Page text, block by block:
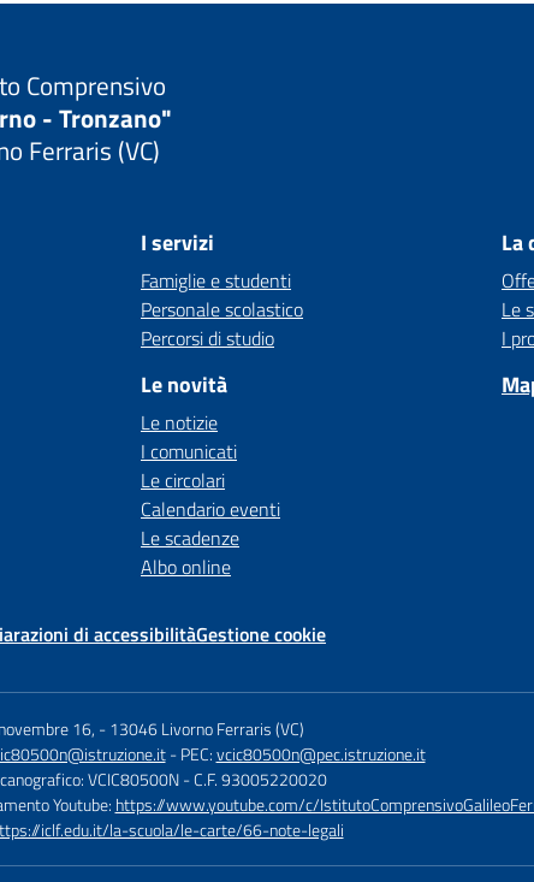
Comprensivo
- Tronzano"
Ferraris (VC)
I servizi
Famiglie e studenti
Personale scolastico
Percorsi di studio
Le novità
Le notizie
I comunicati
Le circolari
Calendario eventi
Le scadenze
Albo online
La
Le
I
di accessibilitàGestione cookie
16, -13046 Livorno Ferraris (VC)
- PEC:vcic80500n@pec.istruzione.it
VCIC80500N- C.F. 93005220020
Youtube: https://www.youtube.com/c/
iclf.edu.it/la-scuola/le-carte/66-note-legali